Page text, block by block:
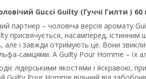
Gucci Guilty (Гуччі Гилти ) 60
партнер – чоловіча версія аромату
присвячується, насамперед, істинним
але і завжди отримують це. Вони
самцями. А Guilty Pour Homme – їх
лідерськими якостями і яскравою,